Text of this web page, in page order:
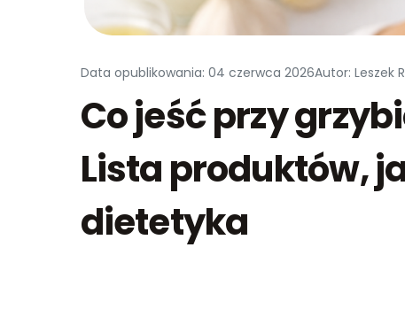
Data opublikowania: 04 czerwca 2026Autor: Leszek
Co jeść przy
Lista produktów,
dietetyka